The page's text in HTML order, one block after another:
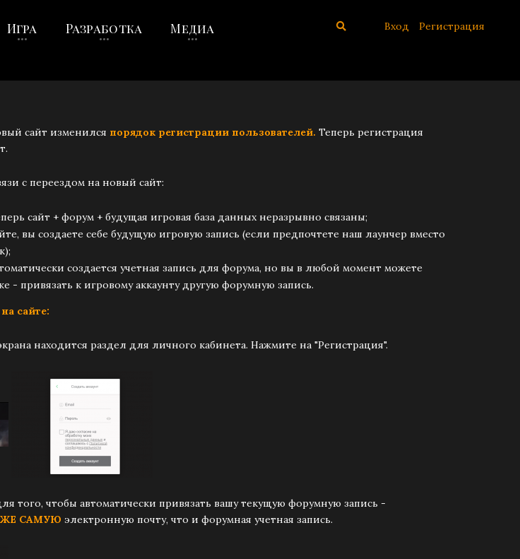
Игра Разработка
Медиа
Вход Регистрация
сайт изменился порядок регистрации пользователей. Теперь регистрация
с переездом на новый сайт:
сайт + форум + будущая игровая база данных неразрывно связаны;
вы создаете себе будущую игровую запись (если предпочтете наш лаунчер вместо
создается учетная запись для форума, но вы в любой момент можете
- привязать к игровому аккаунту другую форумную запись.
сайте:
находится раздел для личного кабинета. Нажмите на "Регистрация".
того, чтобы автоматически привязать вашу текущую форумную запись -
ЖЕ САМУЮ электронную почту, что и форумная учетная запись.